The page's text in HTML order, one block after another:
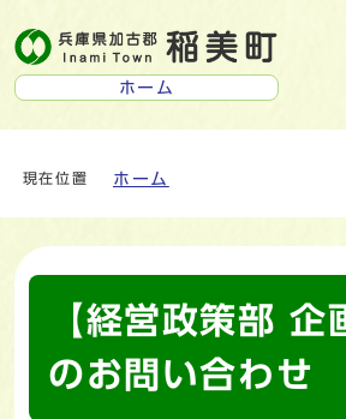
ホーム
現在位置 ホーム
【経営政策部 企
のお問い合わせ